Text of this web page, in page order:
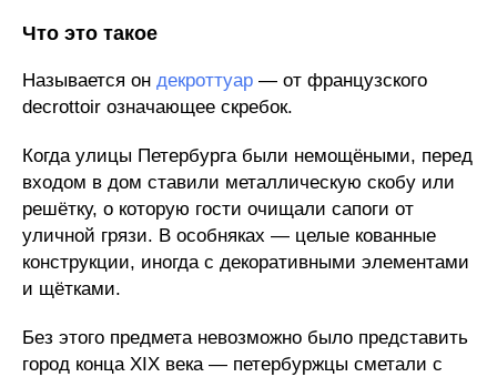
Что это такое
Называется он декроттуар — от французского
decrottoir означающее скребок.
Когда улицы Петербурга были немощёными, перед
входом в дом ставили металлическую скобу или
решётку, о которую гости очищали сапоги от
уличной грязи. В особняках — целые кованные
конструкции, иногда с декоративными элементами
и щётками.
Без этого предмета невозможно было представить
город конца XIX века — петербуржцы сметали с